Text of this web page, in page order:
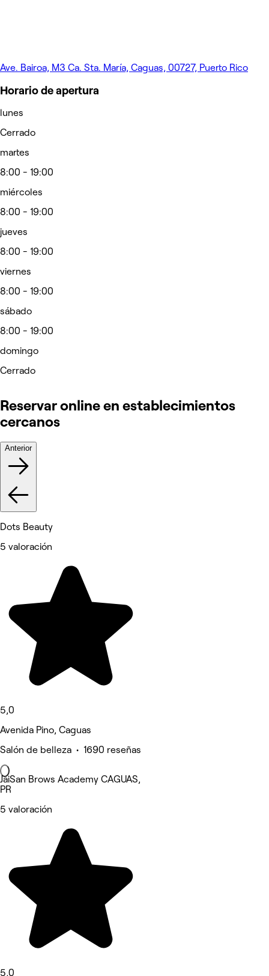
Ave. Bairoa, M3 Ca. Sta. María, Caguas, 00727, Puerto Rico
Horario de apertura
lunes
Cerrado
martes
8:00 - 19:00
miércoles
8:00 - 19:00
jueves
8:00 - 19:00
viernes
8:00 - 19:00
sábado
8:00 - 19:00
domingo
Cerrado
Reservar online en establecimientos
cercanos
Anterior
Dots Beauty
5 valoración
5,0
Avenida Pino, Caguas
Salón de belleza • 1690 reseñas
JaiSan Brows Academy CAGUAS,
PR
5 valoración
5,0